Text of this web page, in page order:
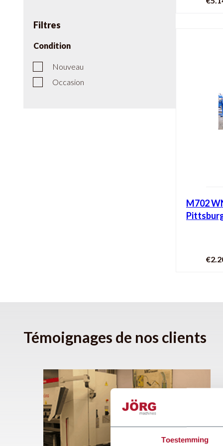
Toestemming
Filtres
Condition
Nouveau
Occasion
M702
Témoignages de nos clients